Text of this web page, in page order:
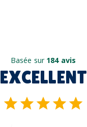
Basée sur 184 avis
EXCELLENT